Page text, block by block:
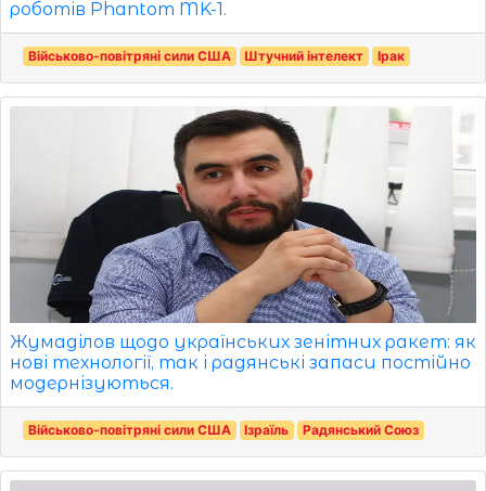
роботів Phantom MK-1.
Військово-повітряні сили США Штучний інтелект Ірак
Жумаділов щодо українських зенітних ракет: як
нові технології, так і радянські запаси постійно
модернізуються.
Військово-повітряні сили США Ізраїль Радянський Союз